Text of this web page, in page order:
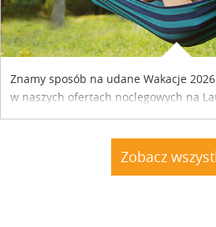
Znamy sposób na udane Wakacje
w naszych ofertach noclegowych na
zwlekaj atrakcyjne noclegi czekają...
Zobacz